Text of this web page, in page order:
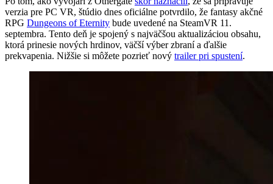
verzia pre PC VR, štúdio dnes oficiálne potvrdilo, že fantasy akčné
RPG Dungeons of Eternity bude uvedené na SteamVR 11.
septembra. Tento deň je spojený s najväčšou aktualizáciou obsahu,
ktorá prinesie nových hrdinov, väčší výber zbraní a ďalšie
prekvapenia. Nižšie si môžete pozrieť nový trailer pri spustení.